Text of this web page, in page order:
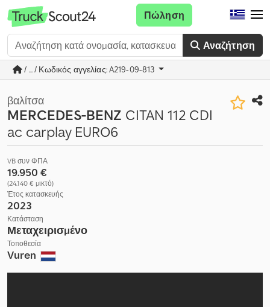
Αναζήτηση
Πώληση
/ ... / Κωδικός αγγελίας: A219-09-813
βαλίτσα
MERCEDES-BENZ CITAN 112 CDI
ac carplay EURO6
VB συν ΦΠΑ
19.950 €
(24.140 € μικτό)
Έτος κατασκευής
2023
Κατάσταση
Μεταχειρισμένο
Τοποθεσία
Vuren